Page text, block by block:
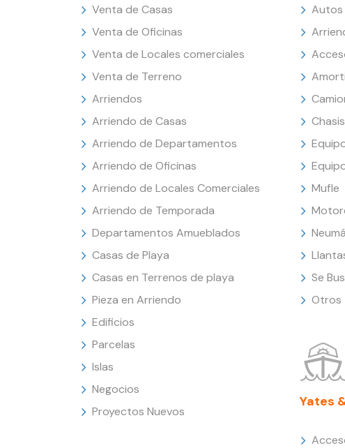
Venta de Casas
Venta de Oficinas
Venta de Locales comerciales
Venta de Terreno
Arriendos
Arriendo de Casas
Arriendo de Departamentos
Arriendo de Oficinas
Arriendo de Locales Comerciales
Arriendo de Temporada
Departamentos Amueblados
Casas de Playa
Casas en Terrenos de playa
Pieza en Arriendo
Edificios
Parcelas
Islas
Negocios
Proyectos Nuevos
Autos
Mufle
Se
Otros
Yates